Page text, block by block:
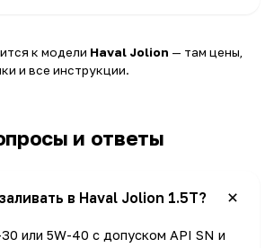
к модели Haval Jolion — там цены,
и все инструкции.
и ответы
в Haval Jolion 1.5T?
или 5W-40 с допуском API SN и